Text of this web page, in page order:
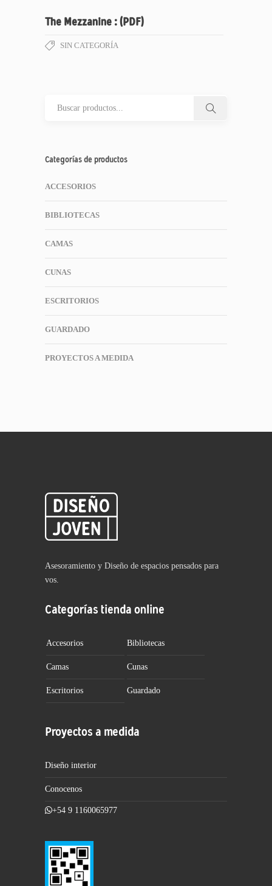
The Mezzanine : (PDF)
SIN CATEGORÍA
Categorías de productos
ACCESORIOS
BIBLIOTECAS
CAMAS
CUNAS
ESCRITORIOS
GUARDADO
PROYECTOS A MEDIDA
Asesoramiento y Diseño de espacios pensados para
vos.
Categorías tienda online
Accesorios Bibliotecas
Camas Cunas
Escritorios Guardado
Proyectos a medida
Diseño interior
Conocenos
+54 9 1160065977